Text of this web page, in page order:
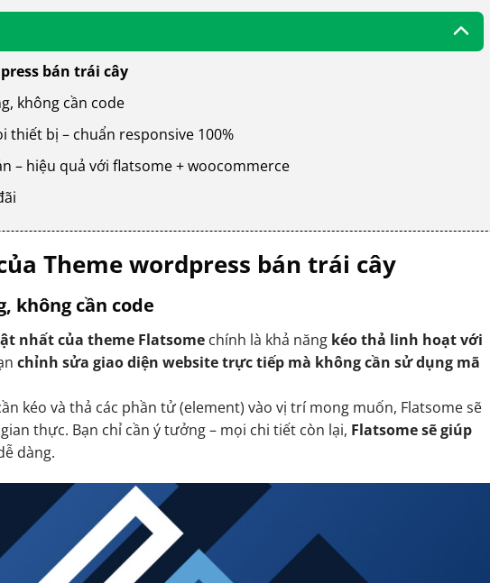
bán trái cây
không cần code
thiết bị – chuẩn responsive 100%
– hiệu quả với flatsome + woocommerce
Theme wordpress bán trái cây
không cần code
nhất của theme Flatsome chính là khả năng kéo thả linh hoạt với
chỉnh sửa giao diện website trực tiếp mà không cần sử dụng mã
kéo và thả các phần tử (element) vào vị trí mong muốn, Flatsome sẽ
thực. Bạn chỉ cần ý tưởng – mọi chi tiết còn lại, Flatsome sẽ giúp
dàng.